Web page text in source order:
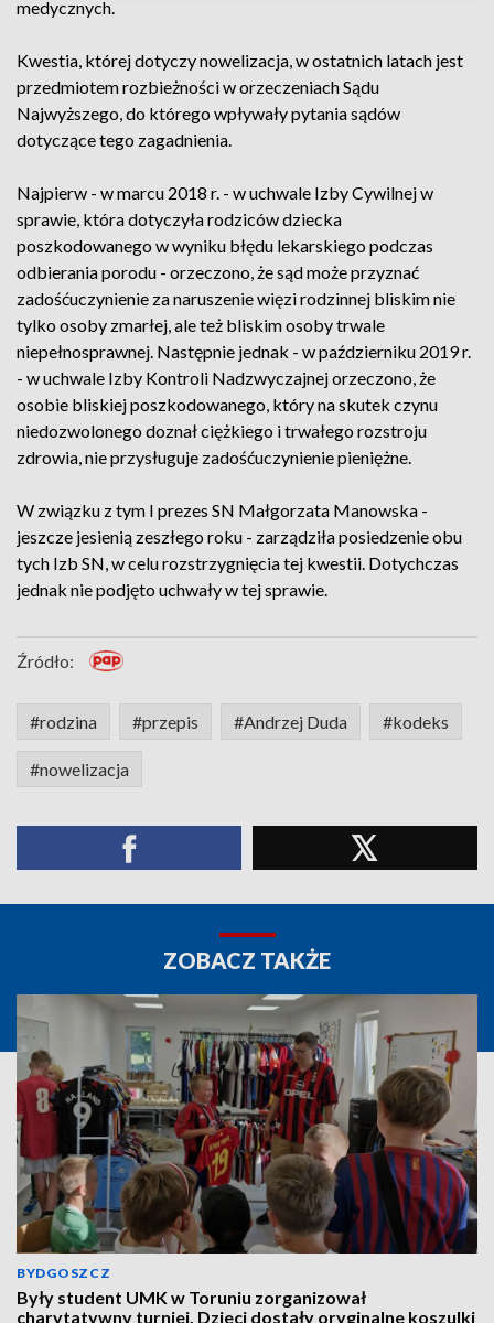
medycznych.
Kwestia, której dotyczy nowelizacja, w ostatnich latach jest
przedmiotem rozbieżności w orzeczeniach Sądu
Najwyższego, do którego wpływały pytania sądów
dotyczące tego zagadnienia.
Najpierw - w marcu 2018 r. - w uchwale Izby Cywilnej w
sprawie, która dotyczyła rodziców dziecka
poszkodowanego w wyniku błędu lekarskiego podczas
odbierania porodu - orzeczono, że sąd może przyznać
zadośćuczynienie za naruszenie więzi rodzinnej bliskim nie
tylko osoby zmarłej, ale też bliskim osoby trwale
niepełnosprawnej. Następnie jednak - w październiku 2019 r.
- w uchwale Izby Kontroli Nadzwyczajnej orzeczono, że
osobie bliskiej poszkodowanego, który na skutek czynu
niedozwolonego doznał ciężkiego i trwałego rozstroju
zdrowia, nie przysługuje zadośćuczynienie pieniężne.
W związku z tym I prezes SN Małgorzata Manowska -
jeszcze jesienią zeszłego roku - zarządziła posiedzenie obu
tych Izb SN, w celu rozstrzygnięcia tej kwestii. Dotychczas
jednak nie podjęto uchwały w tej sprawie.
Źródło:
#rodzina #przepis #Andrzej Duda #kodeks
#nowelizacja
ZOBACZ TAKŻE
BYDGOSZCZ
Były student UMK w Toruniu zorganizował
charytatywny turniej. Dzieci dostały oryginalne koszulki